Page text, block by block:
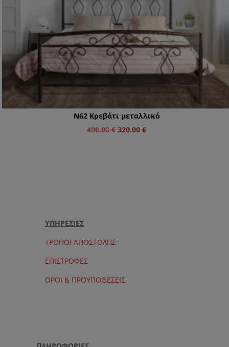
N62 Κρεβάτι μεταλλικό
400.00€Original
320.00€Η
ΥΠΗΡΕΣΙΕΣ
ΤΡΟΠΟΙ ΑΠΟΣΤΟΛΗΣ
ΕΠΙΣΤΡΟΦΕΣ
ΟΡΟΙ & ΠΡΟΥΠΟΘΕΣΕΙΣ